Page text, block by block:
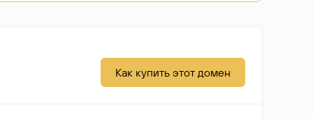
Как купить этот домен